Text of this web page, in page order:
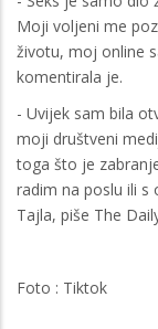
Moji voljeni me
životu, moj online
komentirala je.
- Uvijek sam bila
moji društveni
toga što je
radim na poslu ili s
Tajla, piše The
Foto : Tiktok